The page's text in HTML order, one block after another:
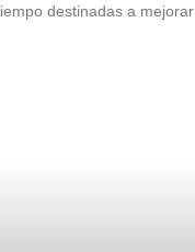
destinadas a mejorar